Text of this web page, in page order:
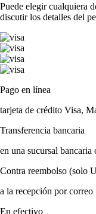
Puede elegir cualquiera
discutir los detalles del
Pago en línea
tarjeta de crédito Visa,
Transferencia bancaria
en una sucursal bancaria
Contra reembolso (solo
a la recepción por correo
En efectivo